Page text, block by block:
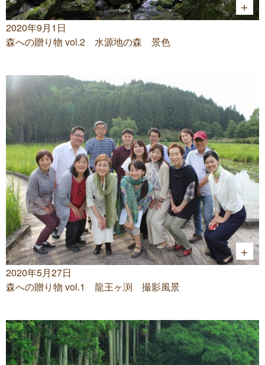
2020年9月1日
森への贈り物 vol.2 水源地の森 景色
2020年5月27日
森への贈り物 vol.1 龍王ヶ渕 撮影風景